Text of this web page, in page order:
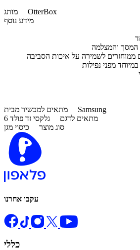
מותג OtterBox
מידע נוסף
המסך והמצלמה
מתאים למכשיר מבית Samsung
מתאים לדגם גלקסי זד פולד 6
סוג מוצר כיסוי מגן
עקבו אחרנו
כללי